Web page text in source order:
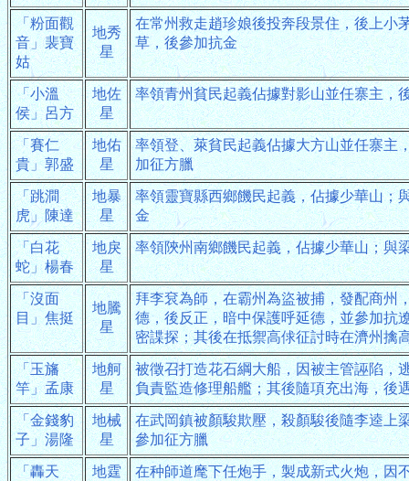
「粉面觀
音」裴寶
姑
地秀
星
在常州救走趙珍娘後投奔段景住，後上小
草，後參加抗金
「小溫
侯」呂方
地佐
星
率領青州貧民起義佔據對影山並任寨主，
「賽仁
貴」郭盛
地佑
星
率領登、萊貧民起義佔據大方山並任寨主
加征方臘
「跳澗
虎」陳達
地暴
星
率領靈寶縣西鄉饑民起義，佔據少華山；
金
「白花
蛇」楊春
地戾
星
率領陝州南鄉饑民起義，佔據少華山；與
「沒面
目」焦挺
地騰
星
拜李袞為師，在霸州為盜被捕，發配商州
德，後反正，暗中保護呼延德，並參加抗
密諜探；其後在抵禦高俅征討時在濟州擒
「玉旛
竿」孟康
地舸
星
被徵召打造花石綱大船，因被主管誣陷，
負責監造修理船艦；其後隨項充出海，後
「金錢豹
子」湯隆
地械
星
在武岡鎮被顏駿欺壓，殺顏駿後隨李逵上
參加征方臘
「轟天
地霆
在种師道麾下任炮手，製成新式火炮，因